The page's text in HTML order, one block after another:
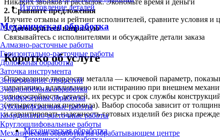
Изготовление деталей
Механическая обработка
Алмазно-расточные работы
Горизонтально-расточные работы
Долбёжная обработка
Заточка инструмента
Зенкерование отверстий
Зубодолбёжная обработка
Зубофрезерная обработка
Зубошлифовальные работы
Координатно-расточные работы
Круглошлифовальные работы
Механическая обработка на обрабатывающем центре
2. Сравните предложения
Изучите отзывы и рейтинг исполнителей, сравните условия и
3.Договоритесь напрямую
Связывайтесь с исполнителями и обсуждайте детали заказа
Коротко об услуге
Определение твердости металла — ключевой параметр,
царапанию, вдавливанию или истиранию при внешнем
износостойкость деталей, их ресурс и срок службы
(четырехгранная пирамида). Выбор способа зависит от
и гарантировать надежность готовых изделий без риска
Механическая обработка